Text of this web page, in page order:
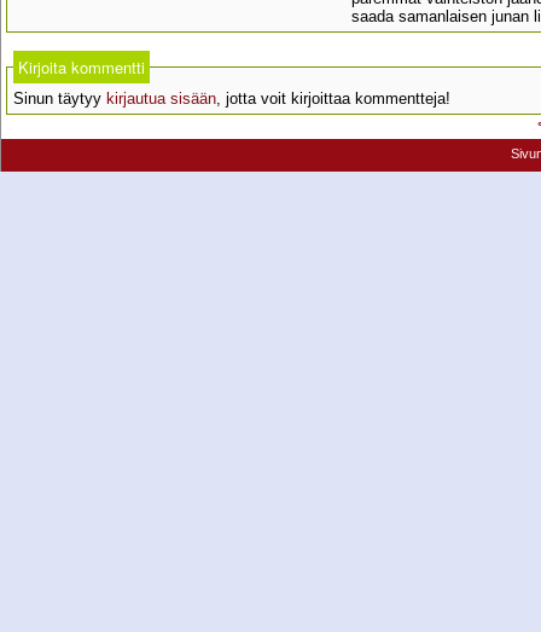
saada samanlaisen junan
Kirjoita kommentti
Sinun täytyy kirjautua sisään, jotta voit kirjoittaa kommentteja!